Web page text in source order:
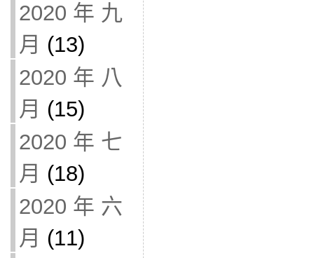
2020 年 九
月 (13)
2020 年 八
月 (15)
2020 年 七
月 (18)
2020 年 六
月 (11)